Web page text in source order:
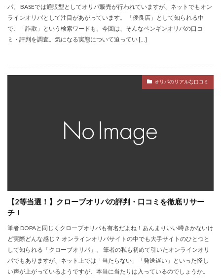
パ。 BASEでは通販型としてオリパ販売が行われていますが、ネットでもオン
ラインオリパとして注目があがっています。 「優良店」として知られる中
で、「詐欺」という検索ワードも。今回は、そんなペンギンオリパの口コ
ミ・評判を調査。気になる実態について迫ってい […]
オリパのリアルな口コミ
【2等当選！】クローブオリパの評判・口コミを徹底リサー
チ！
筆者 DOPAと同じくクローブオリパも有名だよね！あんまりいい噂きかないけ
ど実際どんな感じ？ オンラインオリパサイトの中でも大手サイトのひとつと
して知られる「クローブオリパ」。 筆者の私も初めて引いたオンラインオリ
パでもありますが、ネット上では「当たらない」「発送遅い」といった怪し
い声が上がっているようですが、本当に当たりは入っているのでしょうか。